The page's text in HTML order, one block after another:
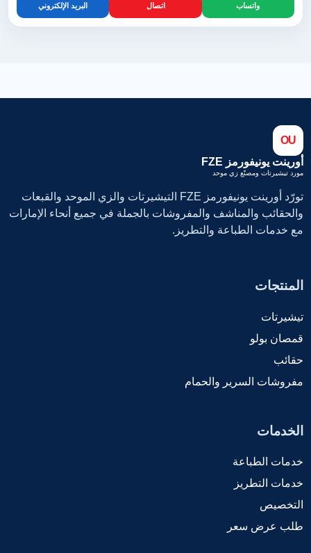
واتساب اتصال البريد الإلكتروني
OU
أورينت يونيفورمز FZE
مورد تيشيرتات ومصنّع زي موحد
تورّد أورينت يونيفورمز FZE التيشيرتات والزي الموحد والقبعات
والحقائب والمناشف والمفروشات بالجملة في جميع أنحاء الإمارات
مع خدمات الطباعة والتطريز.
المنتجات
تيشيرتات
قمصان بولو
حقائب
مفروشات السرير والحمام
الخدمات
خدمات الطباعة
خدمات التطريز
التخصيص
طلب عرض سعر